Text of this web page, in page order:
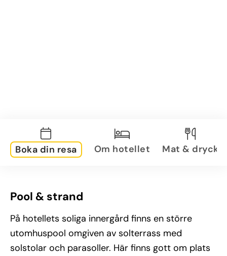
Boka din resa Om hotellet Mat & dryck
Pool & strand
På hotellets soliga innergård finns en större
utomhuspool omgiven av solterrass med
solstolar och parasoller. Här finns gott om plats